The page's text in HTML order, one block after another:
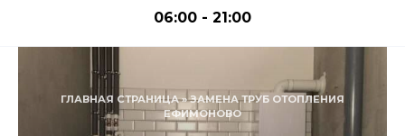
06:00 - 21:00
ГЛАВНАЯ СТРАНИЦА»ЗАМЕНА ТРУБ ОТОПЛЕНИЯ
ЕФИМОНОВО